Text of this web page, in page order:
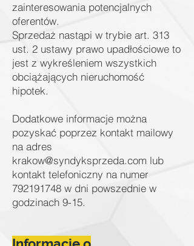
zainteresowania potencjalnych
oferentów.
Sprzedaż nastąpi w trybie art. 313
ust. 2 ustawy prawo upadłościowe to
jest z wykreśleniem wszystkich
obciążających nieruchomość
hipotek.
Dodatkowe informacje można
pozyskać poprzez kontakt mailowy
na adres
krakow@syndyksprzeda.com lub
kontakt telefoniczny na numer
792191748 w dni powszednie w
godzinach 9-15.